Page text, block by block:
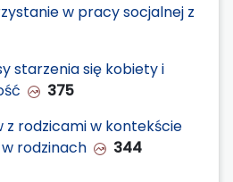
w pracy socjalnej z
starzenia się kobiety i
375
z rodzicami w kontekście
rodzinach
344